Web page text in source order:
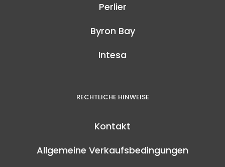
Perlier
Byron Bay
Intesa
RECHTLICHE HINWEISE
Kontakt
Allgemeine Verkaufsbedingungen